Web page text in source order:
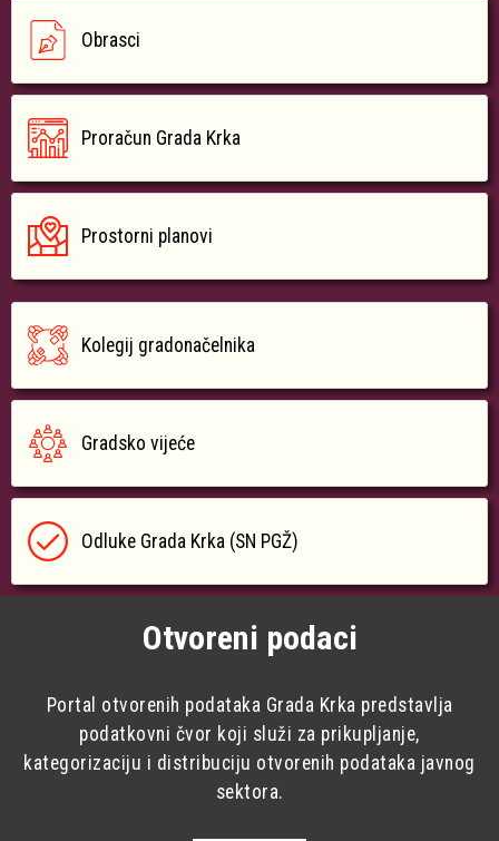
Obrasci
Proračun Grada Krka
Prostorni planovi
Kolegij gradonačelnika
Gradsko vijeće
Odluke Grada Krka (SN PGŽ)
Otvoreni podaci
Portal otvorenih podataka Grada Krka predstavlja
podatkovni čvor koji služi za prikupljanje,
kategorizaciju i distribuciju otvorenih podataka javnog
sektora.